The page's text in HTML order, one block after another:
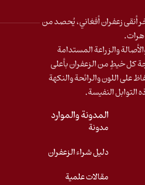
أنقى زعفران أفغاني، يُحصد من
.
والزراعة المستدامة
كل خيطٍ من الزعفران بأعلى
على اللون والرائحة والنكهة
التوابل النفيسة.
المدونة والموارد
مدونة
دليل شراء الزعفران
مقالات علمية